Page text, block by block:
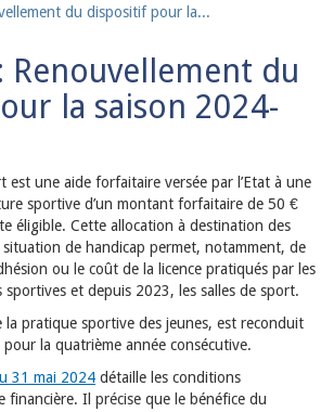
du dispositif pour la...
Renouvellement du
la saison 2024-
est une aide forfaitaire versée par l’Etat à une
sportive d’un montant forfaitaire de 50 €
éligible. Cette allocation à destination des
de handicap permet, notamment, de
ou le coût de la licence pratiqués par les
et depuis 2023, les salles de sport.
pratique sportive des jeunes, est reconduit
la quatrième année consécutive.
31 mai 2024 détaille les conditions
financière. Il précise que le bénéfice du